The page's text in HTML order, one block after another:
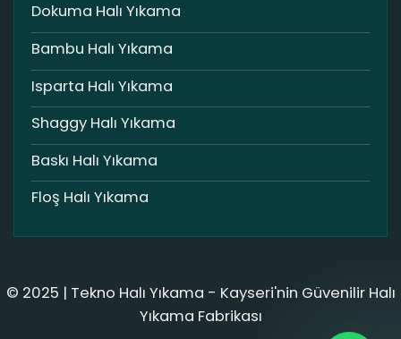
Dokuma Halı Yıkama
Bambu Halı Yıkama
Isparta Halı Yıkama
Shaggy Halı Yıkama
Baskı Halı Yıkama
Floş Halı Yıkama
© 2025 | Tekno Halı Yıkama - Kayseri'nin Güvenilir Halı
Yıkama Fabrikası